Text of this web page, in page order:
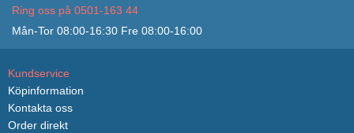
Ring oss på 0501-163 44
Mån-Tor 08:00-16:30 Fre 08:00-16:00
Kundservice
Köpinformation
Kontakta oss
Order direkt